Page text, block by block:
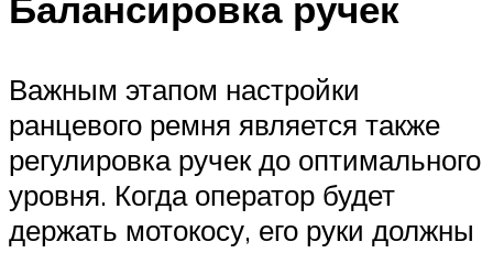
Важным этапом настройки
ранцевого ремня является также
регулировка ручек до оптимального
уровня. Когда оператор будет
держать мотокосу, его руки должны